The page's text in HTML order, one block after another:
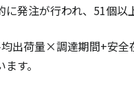
発注が行われ、51個以
出荷量×調達期間+安
す。